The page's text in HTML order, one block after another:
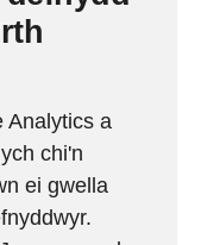
Analytics a
chi'n
ei gwella